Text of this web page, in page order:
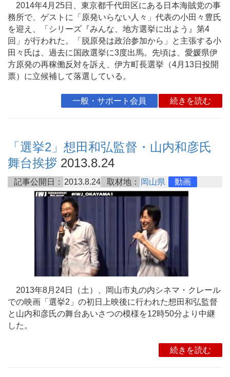
2014年4月25日、東京都千代田区にある日本海賊党の事
務所で、ゲストに「原発いらない人々」代表の小田々豊氏
を迎え、「シリーズ『みんな、地方選挙に出よう』第4
回」が行われた。「脱原発は政治参加から」と主張する小
田々氏は、過去に国政選挙に3度出馬。先頃は、愛媛県伊
方原発の再稼働反対を訴え、伊方町長選挙（4月13日投開
票）に立候補して落選している。
一般・サポート会員 続きを読む
「選挙2」想田和弘監督・山内和彦氏
舞台挨拶 2013.8.24
記事公開日： 2013.8.24 取材地： 岡山県 動画
2013年8月24日（土）、岡山市丸の内シネマ・クレール
での映画「選挙2」の初日上映後に行われた想田和弘監督
と山内和彦氏の舞台あいさつの模様を12時50分より中継
した。
続きを読む